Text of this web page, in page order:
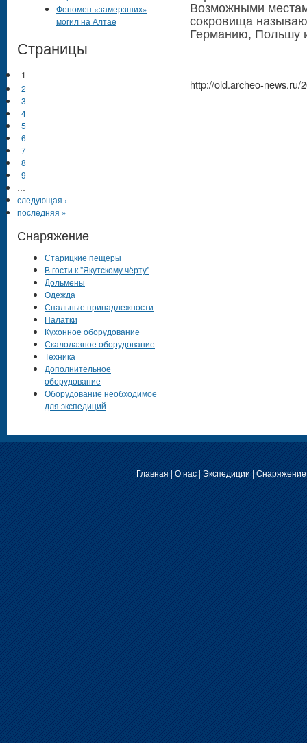
Возможными
сокровища
Германию, Польшу
http://old.archeo-news.ru/
Феномен «замерзших»
могил на Алтае
Страницы
1
2
3
4
5
6
7
8
9
…
следующая ›
последняя »
Снаряжение
Старицкие пещеры
В гости к "Якутскому чёрту"
Дольмены
Одежда
Спальные принадлежности
Палатки
Кухонное оборудование
Скалолазное оборудование
Техника
Дополнительное
оборудование
Оборудование необходимое
для экспедиций
Главная | О нас| Экспедиции | Снаряжение